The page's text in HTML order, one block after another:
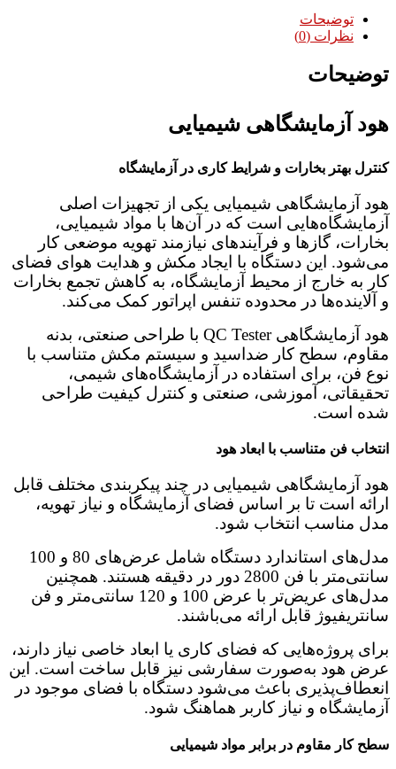
توضیحات
نظرات (0)
توضیحات
هود آزمایشگاهی شیمیایی
کنترل بهتر بخارات و شرایط کاری در آزمایشگاه
هود آزمایشگاهی شیمیایی یکی از تجهیزات اصلی
آزمایشگاه‌هایی است که در آن‌ها با مواد شیمیایی،
بخارات، گازها و فرآیندهای نیازمند تهویه موضعی کار
می‌شود. این دستگاه با ایجاد مکش و هدایت هوای فضای
کار به خارج از محیط آزمایشگاه، به کاهش تجمع بخارات
و آلاینده‌ها در محدوده تنفس اپراتور کمک می‌کند.
هود آزمایشگاهی QC Tester با طراحی صنعتی، بدنه
مقاوم، سطح کار ضداسید و سیستم مکش متناسب با
نوع فن، برای استفاده در آزمایشگاه‌های شیمی،
تحقیقاتی، آموزشی، صنعتی و کنترل کیفیت طراحی
شده است.
انتخاب فن متناسب با ابعاد هود
هود آزمایشگاهی شیمیایی در چند پیکربندی مختلف قابل
ارائه است تا بر اساس فضای آزمایشگاه و نیاز تهویه،
مدل مناسب انتخاب شود.
مدل‌های استاندارد دستگاه شامل عرض‌های 80 و 100
سانتی‌متر با فن 2800 دور در دقیقه هستند. همچنین
مدل‌های عریض‌تر با عرض 100 و 120 سانتی‌متر و فن
سانتریفیوژ قابل ارائه می‌باشند.
برای پروژه‌هایی که فضای کاری یا ابعاد خاصی نیاز دارند،
عرض هود به‌صورت سفارشی نیز قابل ساخت است. این
انعطاف‌پذیری باعث می‌شود دستگاه با فضای موجود در
آزمایشگاه و نیاز کاربر هماهنگ شود.
سطح کار مقاوم در برابر مواد شیمیایی